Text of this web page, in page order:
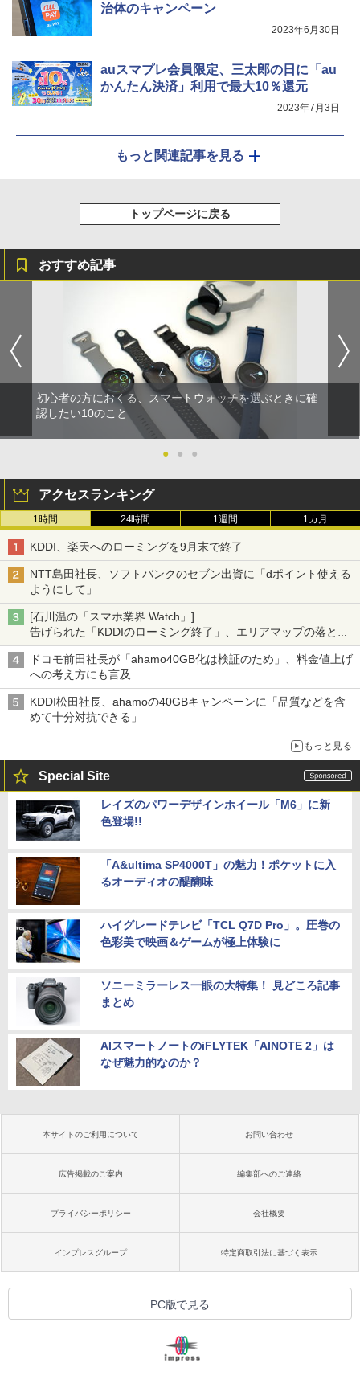
治体のキャンペーン
2023年6月30日
auスマプレ会員限定、三太郎の日に「au
かんたん決済」利用で最大10％還元
2023年7月3日
もっと関連記事を見る
トップページに戻る
おすすめ記事
初心者の方におくる、スマートウォッチを選ぶときに確
認したい10のこと
● ● ●
アクセスランキング
1時間 24時間 1週間 1カ月
KDDI、楽天へのローミングを9月末で終了
NTT島田社長、ソフトバンクのセブン出資に「dポイント使える
ようにして」
[石川温の「スマホ業界 Watch」]
告げられた「KDDIのローミング終了」、エリアマップの落とし
穴と楽天モバイルの課題
ドコモ前田社長が「ahamo40GB化は検証のため」、料金値上げ
への考え方にも言及
KDDI松田社長、ahamoの40GBキャンペーンに「品質などを含
めて十分対抗できる」
もっと見る
Special Site
レイズのパワーデザインホイール「M6」に新
色登場!!
「A&ultima SP4000T」の魅力！ポケットに入
るオーディオの醍醐味
ハイグレードテレビ「TCL Q7D Pro」。圧巻の
色彩美で映画＆ゲームが極上体験に
ソニーミラーレス一眼の大特集！ 見どころ記事
まとめ
AIスマートノートのiFLYTEK「AINOTE 2」は
なぜ魅力的なのか？
本サイトのご利用について お問い合わせ
広告掲載のご案内 編集部へのご連絡
プライバシーポリシー 会社概要
インプレスグループ 特定商取引法に基づく表示
PC版で見る